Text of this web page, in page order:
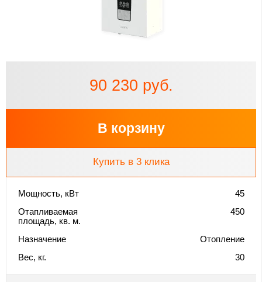
90 230 руб.
В корзину
Купить в 3 клика
Мощность, кВт
45
Отапливаемая
площадь, кв. м.
450
Назначение
Отопление
Вес, кг.
30